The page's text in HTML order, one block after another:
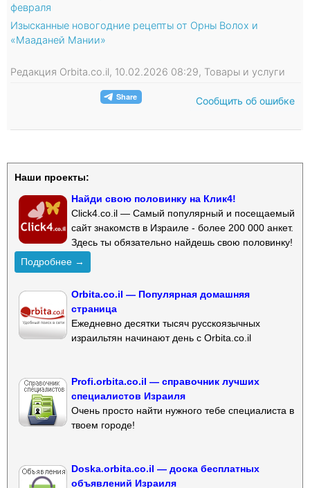
февраля
Изысканные новогодние рецепты от Орны Волох и
«Мааданей Мании»
Редакция Orbita.co.il, 10.02.2026 08:29, Товары и услуги
Сообщить об ошибке
Наши проекты:
Найди свою половинку на Клик4!
Click4.co.il — Самый популярный и посещаемый
сайт знакомств в Израиле - более 200 000 анкет.
Здесь ты обязательно найдешь свою половинку!
Подробнее →
Orbita.co.il — Популярная домашняя
страница
Ежедневно десятки тысяч русскоязычных
израильтян начинают день с Orbita.co.il
Profi.orbita.co.il — справочник лучших
специалистов Израиля
Очень просто найти нужного тебе специалиста в
твоем городе!
Doska.orbita.co.il — доска бесплатных
объявлений Израиля